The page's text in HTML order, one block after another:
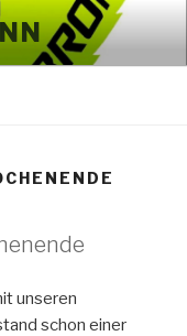
unseren
schon einer